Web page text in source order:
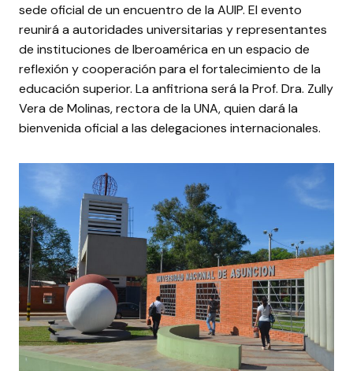
sede oficial de un encuentro de la AUIP. El evento
reunirá a autoridades universitarias y representantes
de instituciones de Iberoamérica en un espacio de
reflexión y cooperación para el fortalecimiento de la
educación superior. La anfitriona será la Prof. Dra. Zully
Vera de Molinas, rectora de la UNA, quien dará la
bienvenida oficial a las delegaciones internacionales.